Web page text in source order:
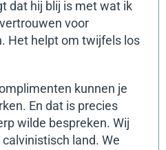
dat hij blij is met wat ik
voor
Het helpt om twijfels los
kunnen je
En dat is precies
wilde bespreken. Wij
land. We